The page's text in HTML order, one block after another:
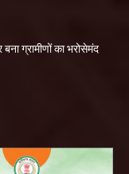
ग्रामीणों का भरोसेमंद